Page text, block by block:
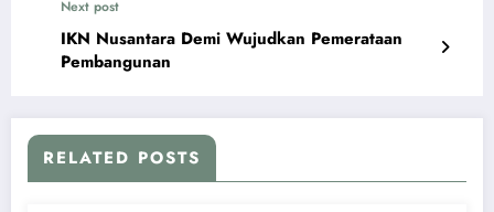
Next post
IKN Nusantara Demi Wujudkan Pemerataan
Pembangunan
RELATED POSTS